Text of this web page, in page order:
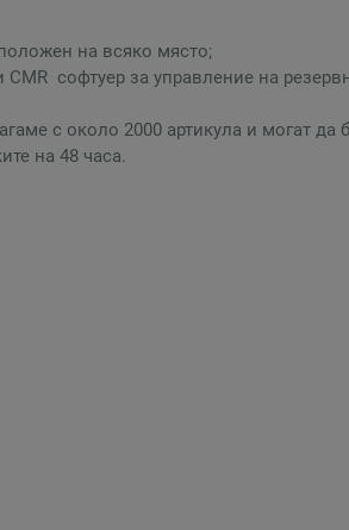
на всяко място;
софтуер за управление на
с около 2000 артикула и могат да
на 48 часа.